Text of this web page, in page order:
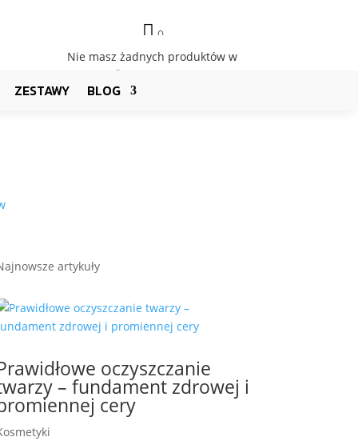
 0
Nie masz żadnych produktów w
koszyku 🙁
ZESTAWY BLOG
artykuły
oczyszczanie
– fundament zdrowej i
cery